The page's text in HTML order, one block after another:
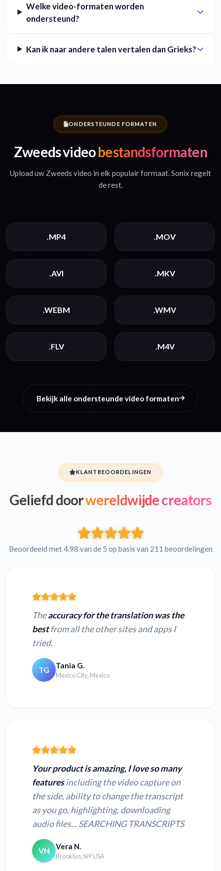
Welke video-formaten worden
ondersteund?
Kan ik naar andere talen vertalen dan Grieks?
ONDERSTEUNDE FORMATEN
Zweeds videobestandsformaten
Upload uw Zweeds video in elk populair formaat. Sonix regelt
de rest.
.MP4 .MOV
.AVI .MKV
.WEBM .WMV
.FLV .M4V
Bekijk alle ondersteunde video formaten
KLANTBEOORDELINGEN
Geliefd doorwereldwijde creators
Beoordeeld met 4.98 van de 5 op basis van 211 beoordelingen
Theaccuracy for the translation was the
bestfrom all the other sites and apps I
tried.
TG Tania G.
Mexico City, Mexico
Your product is amazing, I love so many
featuresincluding the video capture on
the side, ability to change the transcript
as you go, highlighting, downloading
audio files... SEARCHING TRANSCRIPTS
VN Vera N.
Brooklyn, NY USA